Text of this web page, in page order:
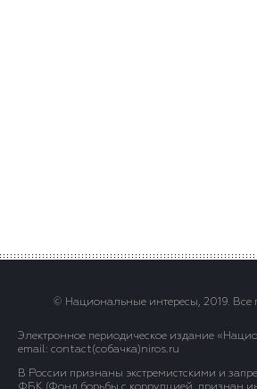
© Национальные интересы, 2019.
Электронное периодическое издание
email: contact(сoбaчка)niros.ru
В России признаны экстремистскими и